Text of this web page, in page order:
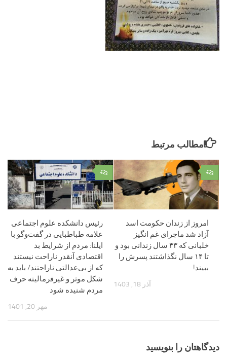
مطالب مرتبط
۰
رئیس دانشکده علوم اجتماعی
علامه طباطبایی در گفت‌وگو با
ایلنا: مردم از شرایط بد
اقتصادی آنقدر ناراحت نیستند
که از بی‌عدالتی ناراحتند/ باید به
شکل موثر و غیرفرمالیته حرف
مردم شنیده شود
مهر 20, 1401
۰
امروز از زندان حکومت اسد
آزاد شد ماجرای غم انگیز
خلبانی که ۴۳ سال زندانی بود و
تا ۱۴ سال نگذاشتند پسرش را
ببیند!
آذر 18, 1403
دیدگاهتان را بنویسید